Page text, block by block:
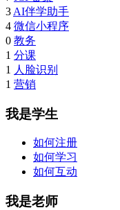
3 AI伴学助手
4 微信小程序
0 教务
1 分课
1 人脸识别
1 营销
我是学生
如何注册
如何学习
如何互动
我是老师